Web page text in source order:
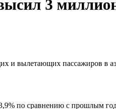
3
и вылетающих пассажиров в
по сравнению с прошлым